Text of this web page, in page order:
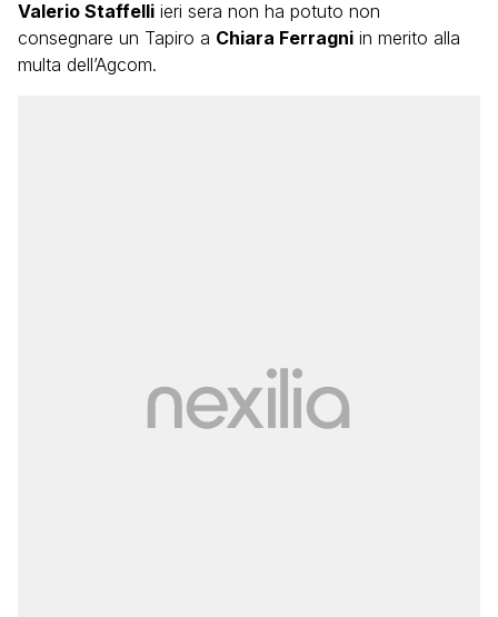
Valerio Staffelli ieri sera non ha potuto non
consegnare un Tapiro a Chiara Ferragni in merito alla
multa dell’Agcom.